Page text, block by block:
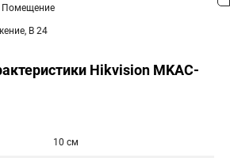
Помещение
В 24
Hikvision MKAC-
10 см